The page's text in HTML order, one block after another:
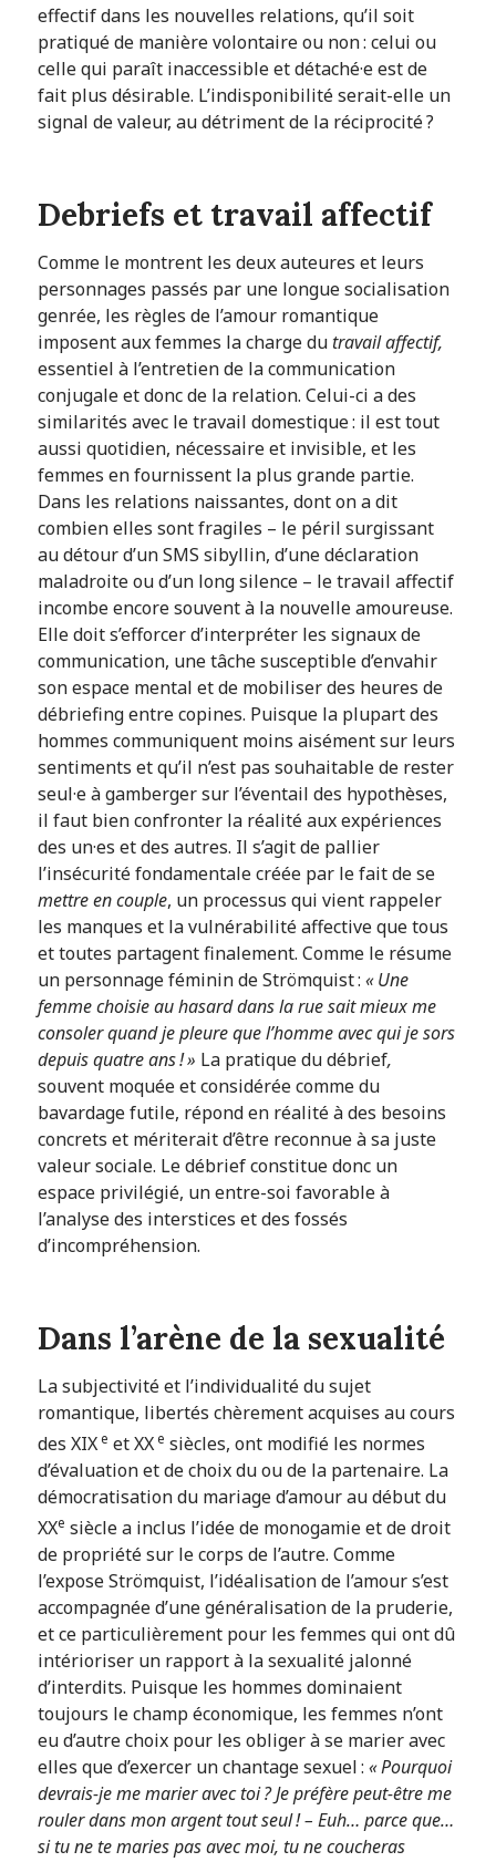
effectif dans les nouvelles relations, qu’il soit
pratiqué de manière volontaire ou non : celui ou
celle qui paraît inaccessible et détaché·e est de
fait plus désirable. L’indisponibilité serait-elle un
signal de valeur, au détriment de la réciprocité ?
Debriefs et travail affectif
Comme le montrent les deux auteures et leurs
personnages passés par une longue socialisation
genrée, les règles de l’amour romantique
imposent aux femmes la charge du travail affectif,
essentiel à l’entretien de la communication
conjugale et donc de la relation. Celui-ci a des
similarités avec le travail domestique : il est tout
aussi quotidien, nécessaire et invisible, et les
femmes en fournissent la plus grande partie.
Dans les relations naissantes, dont on a dit
combien elles sont fragiles – le péril surgissant
au détour d’un SMS sibyllin, d’une déclaration
maladroite ou d’un long silence – le travail affectif
incombe encore souvent à la nouvelle amoureuse.
Elle doit s’efforcer d’interpréter les signaux de
communication, une tâche susceptible d’envahir
son espace mental et de mobiliser des heures de
débriefing entre copines. Puisque la plupart des
hommes communiquent moins aisément sur leurs
sentiments et qu’il n’est pas souhaitable de rester
seul·e à gamberger sur l’éventail des hypothèses,
il faut bien confronter la réalité aux expériences
des un·es et des autres. Il s’agit de pallier
l’insécurité fondamentale créée par le fait de se
mettre en couple, un processus qui vient rappeler
les manques et la vulnérabilité affective que tous
et toutes partagent finalement. Comme le résume
un personnage féminin de Strömquist : «Une
femme choisie au hasard dans la rue sait mieux me
consoler quand je pleure que l’homme avec qui je sors
depuis quatre ans ! » La pratique du débrief,
souvent moquée et considérée comme du
bavardage futile, répond en réalité à des besoins
concrets et mériterait d’être reconnue à sa juste
valeur sociale. Le débrief constitue donc un
espace privilégié, un entre-soi favorable à
l’analyse des interstices et des fossés
d’incompréhension.
Dans l’arène de la sexualité
La subjectivité et l’individualité du sujet
romantique, libertés chèrement acquises au cours
des XIXe et XXe siècles, ont modifié les normes
d’évaluation et de choix du ou de la partenaire. La
démocratisation du mariage d’amour au début du
XXe siècle a inclus l’idée de monogamie et de droit
de propriété sur le corps de l’autre. Comme
l’expose Strömquist, l’idéalisation de l’amour s’est
accompagnée d’une généralisation de la pruderie,
et ce particulièrement pour les femmes qui ont dû
intérioriser un rapport à la sexualité jalonné
d’interdits. Puisque les hommes dominaient
toujours le champ économique, les femmes n’ont
eu d’autre choix pour les obliger à se marier avec
elles que d’exercer un chantage sexuel : « Pourquoi
devrais-je me marier avec toi ? Je préfère peut-être me
rouler dans mon argent tout seul ! – Euh… parce que…
si tu ne te maries pas avec moi, tu ne coucheras